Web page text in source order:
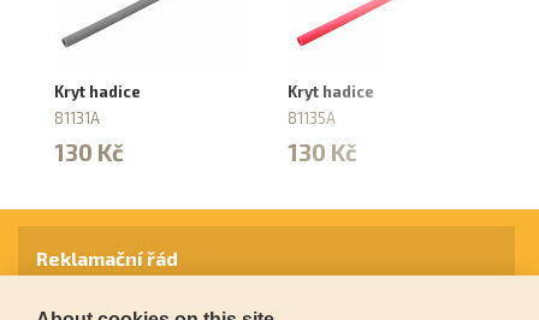
Kryt hadice
81131A
130 Kč
Kryt hadice
81135A
130 Kč
Reklamační řád